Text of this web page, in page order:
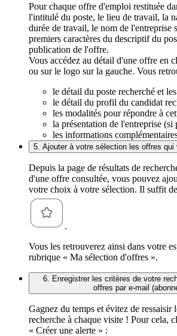
Pour chaque offre d'emploi restituée
l'intitulé du poste, le lieu de travail, la
durée de travail, le nom de l'entreprise
premiers caractères du descriptif du
publication de l'offre.
Vous accédez au détail d'une offre en
ou sur le logo sur la gauche. Vous
le détail du poste recherché et
le détail du profil du candidat
les modalités pour répondre à
la présentation de l'entreprise (si
les informations
5. Ajouter à votre sélection les offres qui
Depuis la page de résultats de
d'une offre consultée, vous pouvez
votre choix à votre sélection. Il suffit
.
Vous les retrouverez ainsi dans votre
rubrique « Ma sélection d'offres ».
6. Enregistrer les critères de votre
offres par e-mail
Gagnez du temps et évitez de ressaisir
recherche à chaque visite ! Pour cela,
« Créer une alerte » :